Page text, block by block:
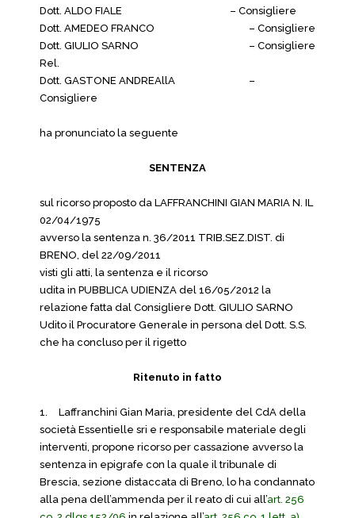
Dott. ALDO FIALE
– Consigliere
Dott. AMEDEO FRANCO
– Consigliere
Dott. GIULIO SARNO
– Consigliere
Rel.
Dott. GASTONE ANDREAllA
–
Consigliere
ha pronunciato la seguente
SENTENZA
sul ricorso proposto da LAFFRANCHINI GIAN MARIA N. IL
02/04/1975
avverso la sentenza n. 36/2011 TRIB.SEZ.DIST. di
BRENO, del 22/09/2011
visti gli atti, la sentenza e il ricorso
udita in PUBBLICA UDIENZA del 16/05/2012 la
relazione fatta dal Consigliere Dott. GIULIO SARNO
Udito il Procuratore Generale in persona del Dott. S.S.
che ha concluso per il rigetto
Ritenuto in fatto
1.
Laffranchini Gian Maria, presidente del CdA della
società Essentielle sri e responsabile materiale degli
interventi, propone ricorso per cassazione avverso la
sentenza in epigrafe con la quale il tribunale di
Brescia, sezione distaccata di Breno, lo ha condannato
alla pena dell’ammenda per il reato di cui all’art. 256